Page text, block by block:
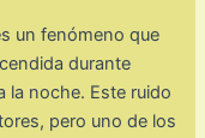
un fenómeno que
durante
la noche. Este ruido
pero uno de los